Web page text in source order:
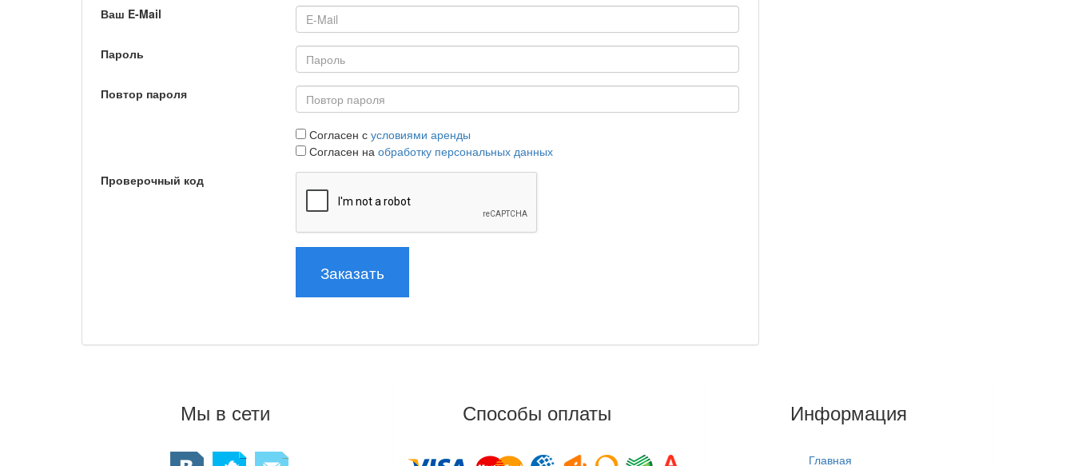
Ваш E-Mail
Пароль
Повтор пароля
Согласен с условиями аренды
Согласен на обработку персональных данных
Проверочный код
Мы в сети Способы оплаты Информация
Главная